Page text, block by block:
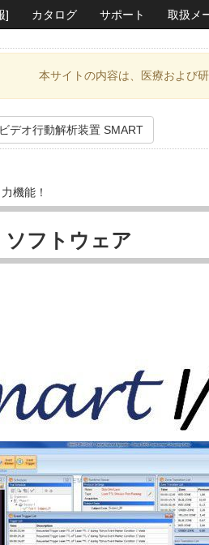
] カタログ サポート 取扱メ
本サイトの内容は、医療および
デオ行動解析装置 SMART
機能！
ソフトウェア